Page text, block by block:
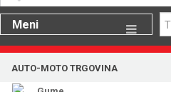
Meni
Gume
AUTO-MOTO TRGOVINA